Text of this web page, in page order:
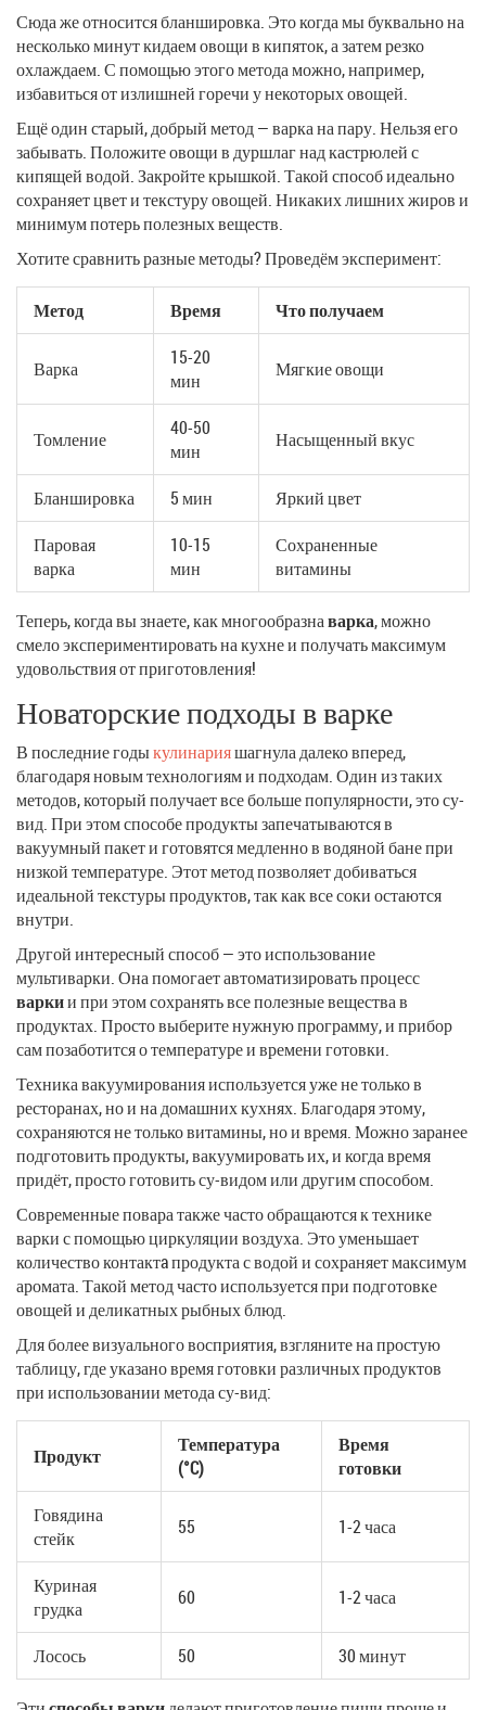
Сюда же относится бланшировка. Это когда мы буквально на
несколько минут кидаем овощи в кипяток, а затем резко
охлаждаем. С помощью этого метода можно, например,
избавиться от излишней горечи у некоторых овощей.
Ещё один старый, добрый метод — варка на пару. Нельзя его
забывать. Положите овощи в дуршлаг над кастрюлей с
кипящей водой. Закройте крышкой. Такой способ идеально
сохраняет цвет и текстуру овощей. Никаких лишних жиров и
минимум потерь полезных веществ.
Хотите сравнить разные методы? Проведём эксперимент:
Метод Время Что получаем
Варка
15-20
мин
Мягкие овощи
Томление
40-50
мин
Насыщенный вкус
Бланшировка 5 мин
Яркий цвет
Паровая
варка
10-15
мин
Сохраненные
витамины
Теперь, когда вы знаете, как многообразнаварка, можно
смело экспериментировать на кухне и получать максимум
удовольствия от приготовления!
Новаторские подходы в варке
В последние годыкулинарияшагнула далеко вперед,
благодаря новым технологиям и подходам. Один из таких
методов, который получает все больше популярности, это су-
вид. При этом способе продукты запечатываются в
вакуумный пакет и готовятся медленно в водяной бане при
низкой температуре. Этот метод позволяет добиваться
идеальной текстуры продуктов, так как все соки остаются
внутри.
Другой интересный способ — это использование
мультиварки. Она помогает автоматизировать процесс
варкии при этом сохранять все полезные вещества в
продуктах. Просто выберите нужную программу, и прибор
сам позаботится о температуре и времени готовки.
Техника вакуумирования используется уже не только в
ресторанах, но и на домашних кухнях. Благодаря этому,
сохраняются не только витамины, но и время. Можно заранее
подготовить продукты, вакуумировать их, и когда время
придёт, просто готовить су-видом или другим способом.
Современные повара также часто обращаются к технике
варки с помощью циркуляции воздуха. Это уменьшает
количество контактa продукта с водой и сохраняет максимум
аромата. Такой метод часто используется при подготовке
овощей и деликатных рыбных блюд.
Для более визуального восприятия, взгляните на простую
таблицу, где указано время готовки различных продуктов
при использовании метода су-вид:
Продукт
Температура
(°C)
Время
готовки
Говядина
стейк
55 1-2 часа
Куриная
грудка
60 1-2 часа
Лосось 50 30 минут